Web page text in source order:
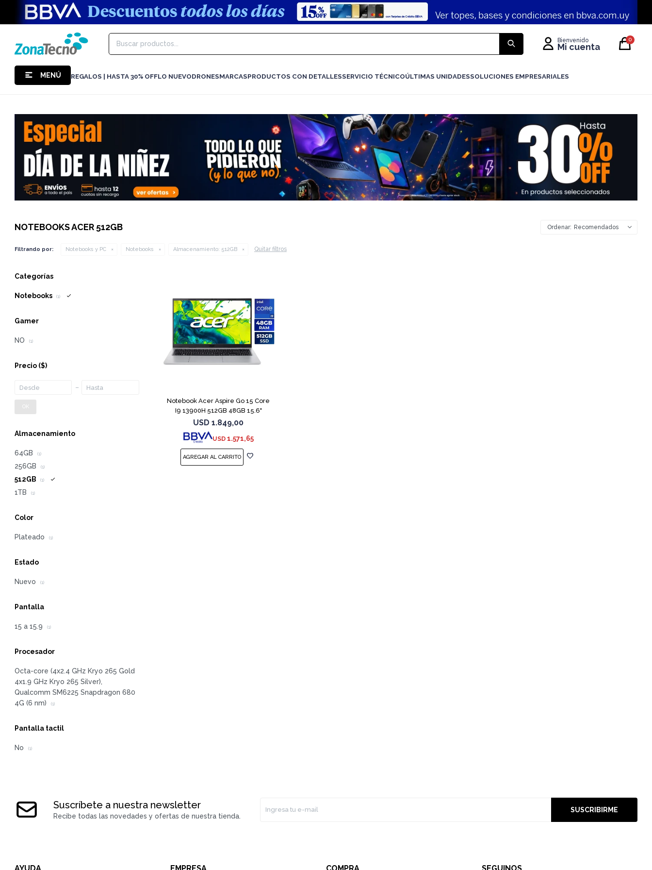
MENÚ REGALOS | HASTA 30% OFFLO NUEVODRONESMARCASPRODUCTOS CON DETALLESSERVICIO TÉCNICOÚLTIMAS UNIDADESSOLUCIONES EMPRESARIALES
0
NOTEBOOKS ACER 512GB Recomendados
Filtrando por: Notebooks y PC Notebooks Almacenamiento: 512GB Quitar filtros
Notebook Acer Aspire Go 15 Core
I9 13900H 512GB 48GB 15.6"
USD 1.849,00
USD 1.571,65
Categorías
Notebooks (1)
Precio ($)
OK
Almacenamiento
64GB (1)
256GB (1)
512GB (1)
1TB (1)
Gamer
NO (1)
Color
Plateado (1)
Estado
Nuevo (1)
Pantalla
15 a 15.9 (1)
Procesador
Octa-core (4x2.4 GHz Kryo 265 Gold
4x1.9 GHz Kryo 265 Silver),
Qualcomm SM6225 Snapdragon 680
4G (6 nm)
(1)
Pantalla tactil
No (1)
Suscríbete a nuestra newsletter
Recibe todas las novedades y ofertas de nuestra tienda.
SUSCRIBIRME